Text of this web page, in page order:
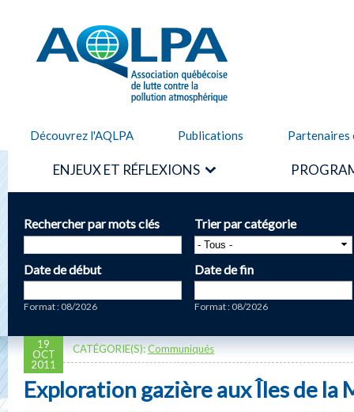
AQLPA
Découvrez l'AQLPA Publications Partenaires
ENJEUX ET RÉFLEXIONS
Rechercher par mots clés Trier par catégorie
Date de début
Format : 08/2026
Date de fin
Format : 08/2026
19
OCT
2011
CATÉGORIE(S):Communiqués
Exploration gazière aux Îles de la